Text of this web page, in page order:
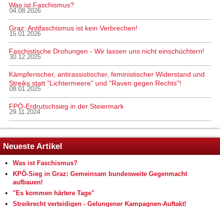
Was ist Faschismus?
04.08.2026
Graz: Antifaschismus ist kein Verbrechen!
15.01.2026
Faschistische Drohungen - Wir lassen uns nicht einschüchtern!
30.12.2025
Kämpferischer, antirassistischer, feministischer Widerstand und
Streiks statt "Lichtermeere" und "Raven gegen Rechts"!
08.01.2025
FPÖ-Erdrutschsieg in der Steiermark
29.11.2024
Neueste Artikel
Was ist Faschismus?
KPÖ-Sieg in Graz: Gemeinsam bundesweite Gegenmacht
aufbauen!
"Es kommen härtere Tage"
Streikrecht verteidigen - Gelungener Kampagnen-Auftakt!